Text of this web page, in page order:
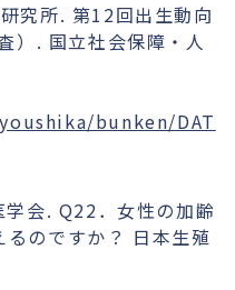
究所. 第12回出生動向
）. 国立社会保障・人
bunken/DAT
会. Q22．女性の加齢
のですか？ 日本生殖